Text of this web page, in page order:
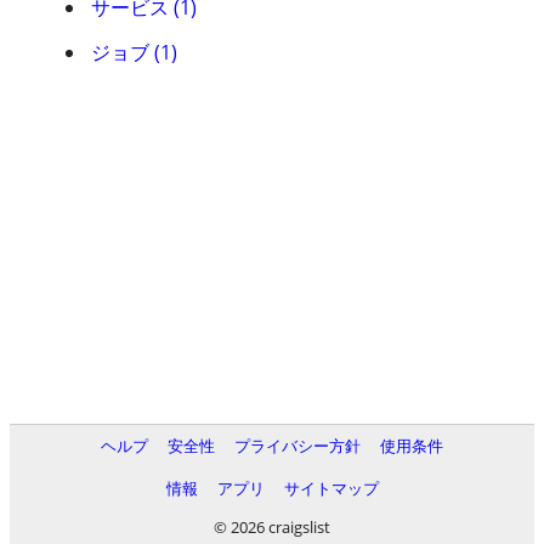
サービス (1)
ジョブ (1)
ヘルプ 安全性 プライバシー方針
使用条件
情報
アプリ
サイトマップ
© 2026 craigslist